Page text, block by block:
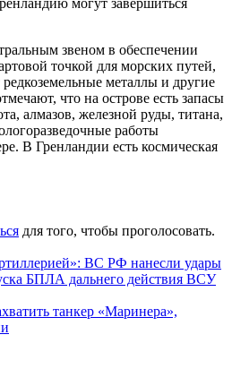
могут завершиться
звеном в обеспечении
точкой для морских путей,
редкоземельные металлы и другие
что на острове есть запасы
алмазов, железной руды, титана,
работы
В Гренландии есть космическая
для того, чтобы проголосовать.
ВС РФ нанесли удары
БПЛА дальнего действия ВСУ
танкер «Маринера»,